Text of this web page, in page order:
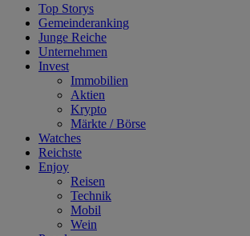
Top Storys
Gemeinderanking
Junge Reiche
Unternehmen
Invest
Immobilien
Aktien
Krypto
Märkte / Börse
Watches
Reichste
Enjoy
Reisen
Technik
Mobil
Wein